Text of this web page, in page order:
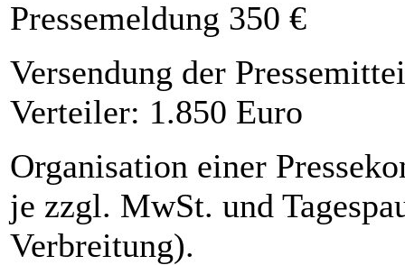
Pressemeldung 350 €
Versendung der
Verteiler: 1.850 Euro
Organisation einer
je zzgl. MwSt. und
Verbreitung).